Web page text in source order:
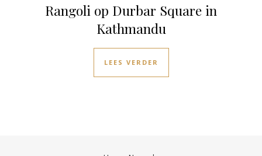
Rangoli op Durbar Square in
Kathmandu
LEES VERDER